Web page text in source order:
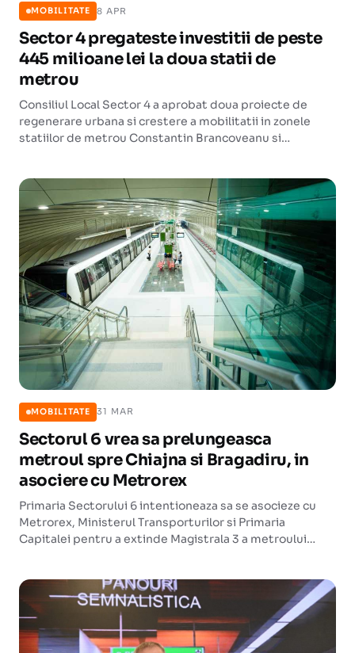
MOBILITATE 8 APR
Sector 4 pregateste investitii de peste
445 milioane lei la doua statii de
metrou
Consiliul Local Sector 4 a aprobat doua proiecte de
regenerare urbana si crestere a mobilitatii in zonele
statiilor de metrou Constantin Brancoveanu si
Programul Regional Bucuresti-Ilfov 2021-2027.
MOBILITATE 31 MAR
Sectorul 6 vrea sa prelungeasca
metroul spre Chiajna si Bragadiru, in
asociere cu Metrorex
Primaria Sectorului 6 intentioneaza sa se asocieze cu
Metrorex, Ministerul Transporturilor si Primaria
Capitalei pentru a extinde Magistrala 3 a metroului